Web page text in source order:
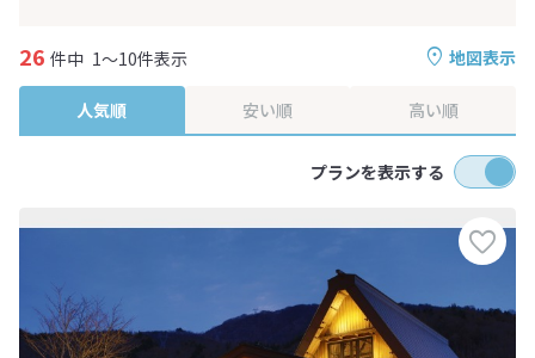
地図表示
26 件中 1～10件表示
人気順 安い順 高い順
プランを表示する